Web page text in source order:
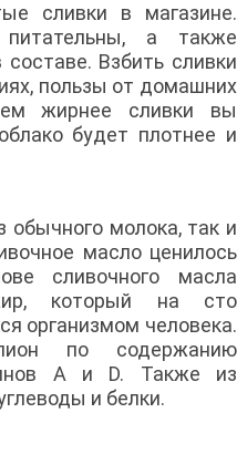
сливки в магазине.
а также
Взбить сливки
пользы от домашних
жирнее сливки вы
будет плотнее и
молока, так и
масло ценилось
сливочного масла
который на сто
организмом человека.
по содержанию
A и D. Также из
и белки.